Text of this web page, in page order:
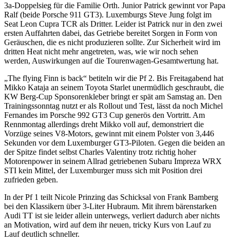
3a-Doppelsieg für die Familie Orth. Junior Patrick gewinnt vor Papa
Ralf (beide Porsche 911 GT3). Luxemburgs Steve Jung folgt im
Seat Leon Cupra TCR als Dritter. Leider ist Patrick nur in den zwei
ersten Auffahrten dabei, das Getriebe bereitet Sorgen in Form von
Geräuschen, die es nicht produzieren sollte. Zur Sicherheit wird im
dritten Heat nicht mehr angetreten, was, wie wir noch sehen
werden, Auswirkungen auf die Tourenwagen-Gesamtwertung hat.
„The flying Finn is back“ betiteln wir die Pf 2. Bis Freitagabend hat
Mikko Kataja an seinem Toyota Starlet unermüdlich geschraubt, die
KW Berg-Cup Sponsorenkleber bringt er spät am Samstag an. Den
Trainingssonntag nutzt er als Rollout und Test, lässt da noch Michel
Fernandes im Porsche 992 GT3 Cup generös den Vortritt. Am
Rennmontag allerdings dreht Mikko voll auf, demonstriert die
Vorzüge seines V8-Motors, gewinnt mit einem Polster von 3,446
Sekunden vor dem Luxemburger GT3-Piloten. Gegen die beiden an
der Spitze findet selbst Charles Valentiny trotz richtig hoher
Motorenpower in seinem Allrad getriebenen Subaru Impreza WRX
STI kein Mittel, der Luxemburger muss sich mit Position drei
zufrieden geben.
In der Pf 1 teilt Nicole Prinzing das Schicksal von Frank Bamberg
bei den Klassikern über 3-Liter Hubraum. Mit ihrem bärenstarken
Audi TT ist sie leider allein unterwegs, verliert dadurch aber nichts
an Motivation, wird auf dem ihr neuen, tricky Kurs von Lauf zu
Lauf deutlich schneller.